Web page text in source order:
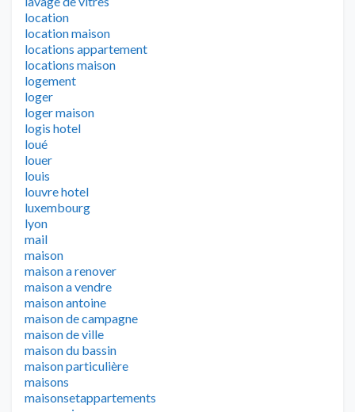
location
location maison
locations appartement
locations maison
logement
loger
loger maison
logis hotel
loué
louer
louis
louvre hotel
luxembourg
lyon
mail
maison
maison a renover
maison a vendre
maison antoine
maison de campagne
maison de ville
maison du bassin
maison particulière
maisons
maisonsetappartements